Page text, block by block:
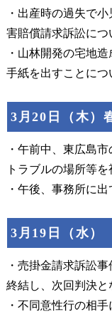
・出産時の過失で
害賠償請求訴訟につ
・山林開発の宅地
手紙を出すことにつ
3月20日（木）
・午前中、東広島
トラブルの場所等を
・午後、事務所に
3月19日（水）
・売掛金請求訴訟
終結し、次回判決と
・不同意性行の相